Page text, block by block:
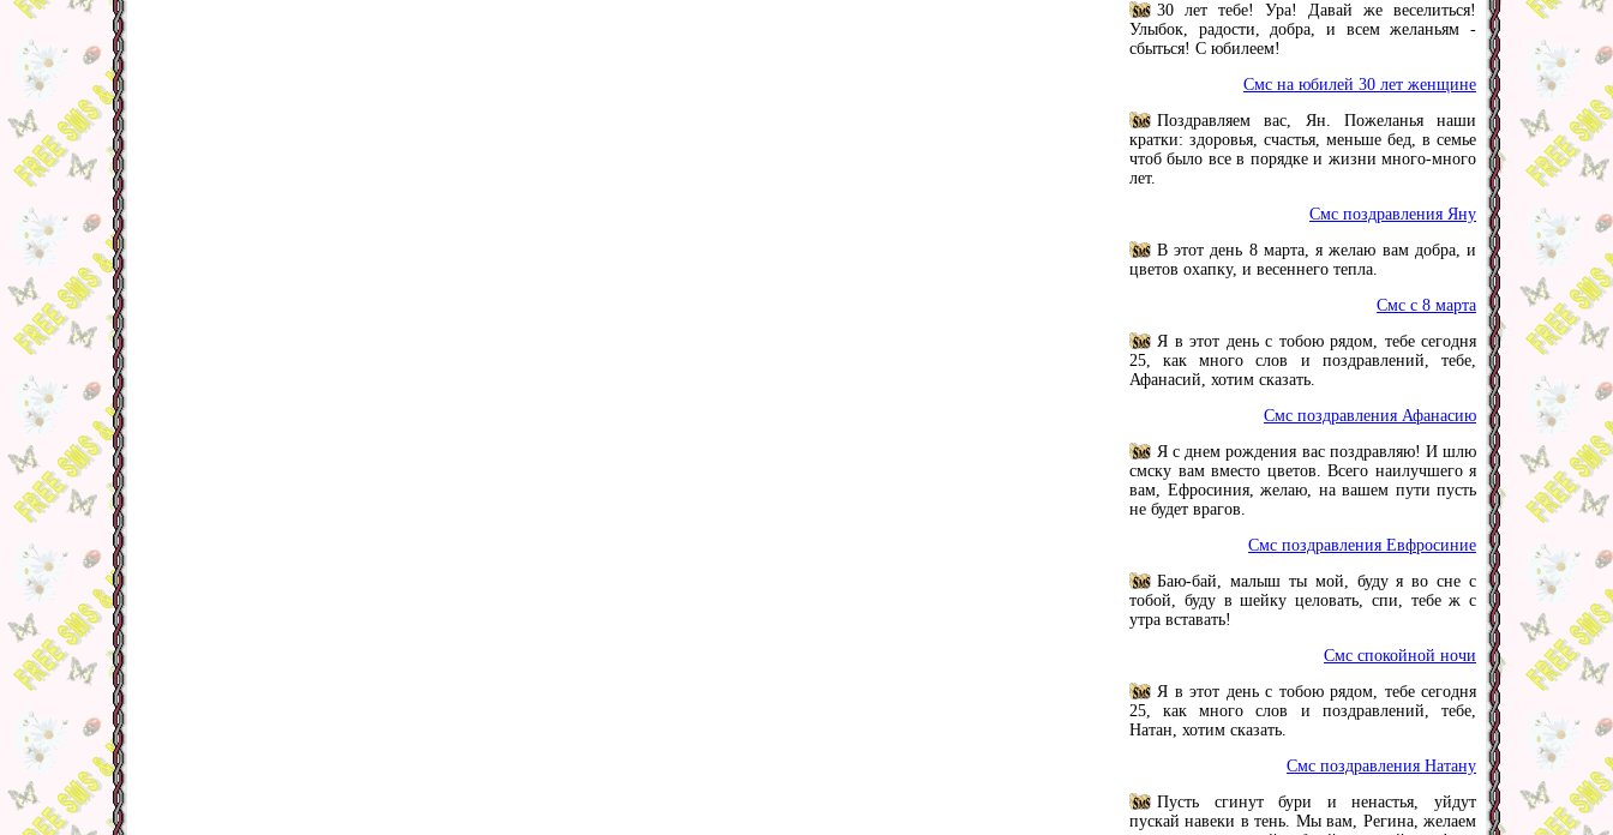
30 лет тебе! Ура! Давай же веселиться!
Улыбок, радости, добра, и всем желаньям -
сбыться! С юбилеем!
Смс на юбилей 30 лет женщине
Поздравляем вас, Ян. Пожеланья наши
кратки: здоровья, счастья, меньше бед, в семье
чтоб было все в порядке и жизни много-много
лет.
Смс поздравления Яну
В этот день 8 марта, я желаю вам добра, и
цветов охапку, и весеннего тепла.
Смс с 8 марта
Я в этот день с тобою рядом, тебе сегодня
25, как много слов и поздравлений, тебе,
Афанасий, хотим сказать.
Смс поздравления Афанасию
Я с днем рождения вас поздравляю! И шлю
смску вам вместо цветов. Всего наилучшего я
вам, Ефросиния, желаю, на вашем пути пусть
не будет врагов.
Смс поздравления Евфросиние
Баю-бай, малыш ты мой, буду я во сне с
тобой, буду в шейку целовать, спи, тебе ж с
утра вставать!
Смс спокойной ночи
Я в этот день с тобою рядом, тебе сегодня
25, как много слов и поздравлений, тебе,
Натан, хотим сказать.
Смс поздравления Натану
Пусть сгинут бури и ненастья, уйдут
пускай навеки в тень. Мы вам, Регина, желаем